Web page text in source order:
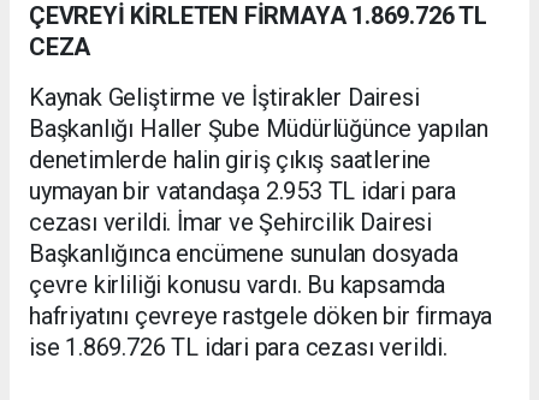
ÇEVREYİ KİRLETEN FİRMAYA 1.869.726 TL
CEZA
Kaynak Geliştirme ve İştirakler Dairesi
Başkanlığı Haller Şube Müdürlüğünce yapılan
denetimlerde halin giriş çıkış saatlerine
uymayan bir vatandaşa 2.953 TL idari para
cezası verildi. İmar ve Şehircilik Dairesi
Başkanlığınca encümene sunulan dosyada
çevre kirliliği konusu vardı. Bu kapsamda
hafriyatını çevreye rastgele döken bir firmaya
ise 1.869.726 TL idari para cezası verildi.